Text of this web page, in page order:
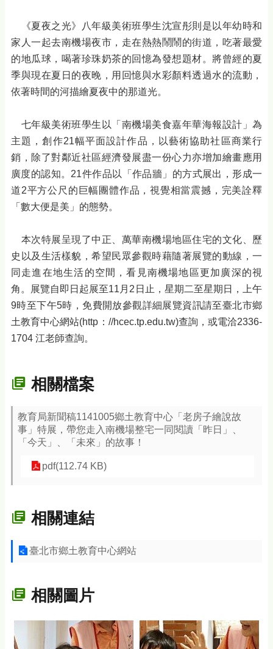
《夏夜之光》八年級美術班學生沈宣彤則是以年幼時和
家人一起去南機場夜市，走在熱熱鬧鬧的街道，吃著最愛
的地瓜球，喝著珍珠奶茶的回憶為發想題材。將曾經的夏
季與現在夏日的夜晚，用回憶與水彩顏料透過水的流動，
依著時間的河描繪夏夜中的那道光。
七年級美術班學生以「南機場美食嘉年華海報設計」為
主題，創作21幅平面設計作品，以藝術協助社區商業行
銷，除了對鄰近社區經濟發展盡一份心力亦增加繪畫應用
廣度的認知。21件作品以「作品牆」的方式展出，形成一
道2平方公尺的巨幅團體作品，視覺相當震撼，完美詮釋
「數大便是美」的態勢。
本次特展呈現了中正、萬華南機場地區住宅的文化、歷
史以及生活樣貌，希望民眾參觀時藉隨著展覽的動線，一
同走進在地生活的空間，看見南機場地區更加廣深的視
角。展覽自即日起展至11月2日止，星期二至星期日，上午
9時至下午5時，免費開放參觀詳細展覽資訊請至臺北市鄉
土教育中心網站(http：//hcec.tp.edu.tw)查詢，或電洽2336-
1704 江老師查詢。
相關檔案
教育局新聞稿1141005鄉土教育中心「老房子繪說故
事」特展，帶您走入南機場整宅一同閱讀「昨日」、
「今天」、「未來」的故事！
pdf(112.74 KB)
相關連結
臺北市鄉土教育中心網站
相關圖片